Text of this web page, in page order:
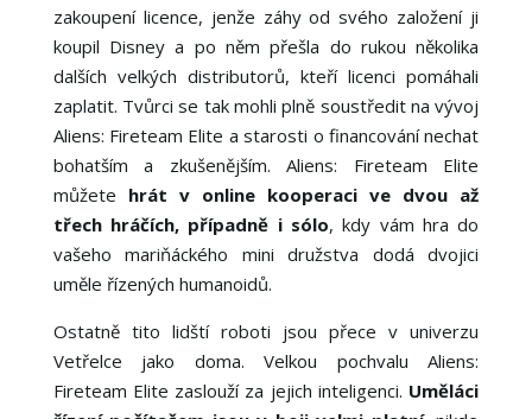
zakoupení licence, jenže záhy od svého založení ji
koupil Disney a po něm přešla do rukou několika
dalších velkých distributorů, kteří licenci pomáhali
zaplatit. Tvůrci se tak mohli plně soustředit na vývoj
Aliens: Fireteam Elite a starosti o financování nechat
bohatším a zkušenějším. Aliens: Fireteam Elite
můžete hrát v online kooperaci ve dvou až
třech hráčích, případně i sólo, kdy vám hra do
vašeho mariňáckého mini družstva dodá dvojici
uměle řízených humanoidů.
Ostatně tito lidští roboti jsou přece v univerzu
Vetřelce jako doma. Velkou pochvalu Aliens:
Fireteam Elite zaslouží za jejich inteligenci. Uměláci